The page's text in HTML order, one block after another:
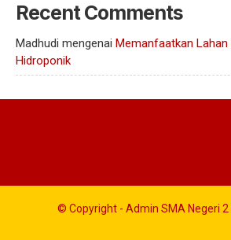
Recent Comments
Madhudi mengenai Memanfaatkan Lahan
Hidroponik
© Copyright - Admin SMA Negeri 2